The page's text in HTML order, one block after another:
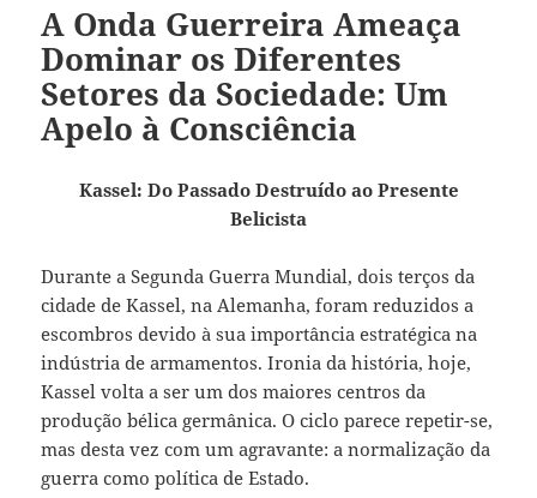
A Onda Guerreira Ameaça
Dominar os Diferentes
Setores da Sociedade: Um
Apelo à Consciência
Kassel: Do Passado Destruído ao Presente
Belicista
Durante a Segunda Guerra Mundial, dois terços da
cidade de Kassel, na Alemanha, foram reduzidos a
escombros devido à sua importância estratégica na
indústria de armamentos. Ironia da história, hoje,
Kassel volta a ser um dos maiores centros da
produção bélica germânica. O ciclo parece repetir-se,
mas desta vez com um agravante: a normalização da
guerra como política de Estado.